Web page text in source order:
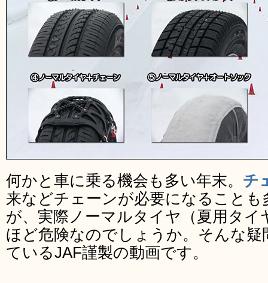
何かと車に乗る機会も多い年末。 チ
来などチェーンが必要になること
が、実際ノーマルタイヤ（夏用タイ
ほど危険なのでしょうか。そんな
ているJAF謹製の動画です。